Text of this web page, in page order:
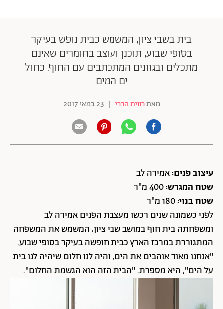
בית בשבי ציון, המשמש כבית נופש בעיקר
בסופי שבוע, תוכנן ועוצב בחומרים שאינם
מתכלים ובגוונים המתכתבים עם החוף. כחול
ים המים
מאתרווית הררי | 23 במאי 2017
עיצוב פנים:אמירה לב
שטח המגרש:
שטח בנוי:
לפני כשמונה שנים רכשו מעצבת הפנים אמירה לב
ומשפחתה בית חוף במושב שבי ציון, המשמש את המשפחה
המתגוררת במרכז הארץ כבית חופשה בעיקר בסופי שבוע.
"אנחנו מאוד אוהבים את הים, והיה לנו חלום שיהיה לנו בית
על הים", היא מספרת. "הבית הזה הוא הגשמת החלום".